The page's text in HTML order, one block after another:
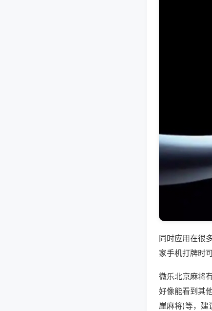
同时应用在很
家手机打牌时
微乐北京麻将
好像能看到其
崖麻将)等，建